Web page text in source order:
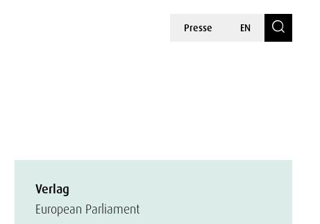
Presse EN
Verlag
European Parliament